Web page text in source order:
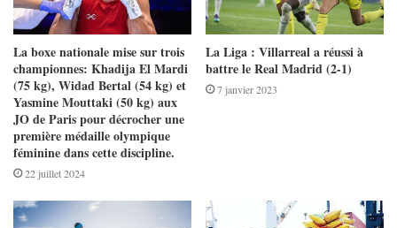
La boxe nationale mise sur trois
championnes: Khadija El Mardi
(75 kg), Widad Bertal (54 kg) et
Yasmine Mouttaki (50 kg) aux
JO de Paris pour décrocher une
première médaille olympique
féminine dans cette discipline.
22 juillet 2024
La Liga : Villarreal a réussi à
battre le Real Madrid (2-1)
7 janvier 2023